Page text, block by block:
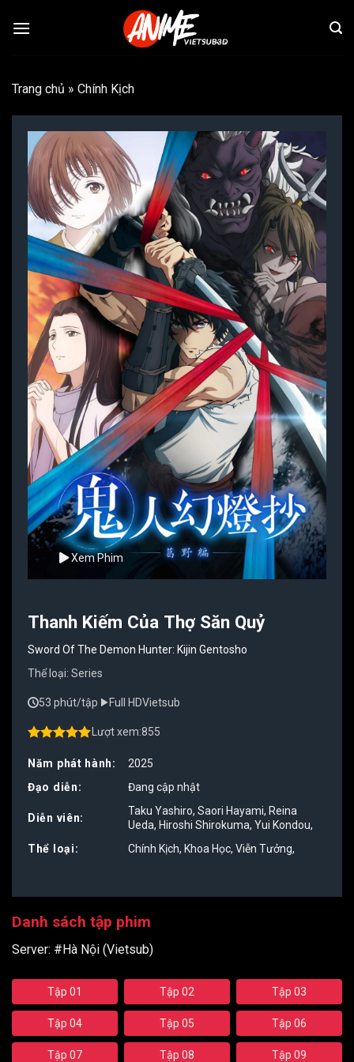
qua
Trang chủ » Chính Kịch
Xem Phim
Thanh Kiếm Của Thợ Săn Quỷ
Sword Of The Demon Hunter: Kijin Gentosho
Thể loại: Series
53 phút/tập Full HDVietsub
5
Lượt xem:855
Năm phát hành:
2025
Đạo diễn:
Đang cập nhật
Diễn viên:
Taku Yashiro, Saori Hayami, Reina
Ueda, Hiroshi Shirokuma, Yui Kondou,
Thể loại:
Chính Kịch, Khoa Học, Viễn Tưởng,
Danh sách tập phim
Server: #Hà Nội (Vietsub)
Tập 01 Tập 02 Tập 03
Tập 04 Tập 05 Tập 06
Tập 07 Tập 08 Tập 09